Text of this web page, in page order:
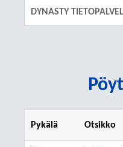
DYNASTY
Pykälä Otsikko